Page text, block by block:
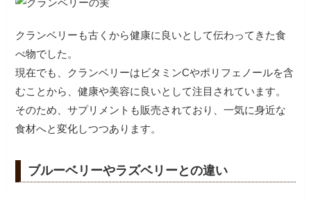
クランベリーも古くから健康に良いとして伝わってきた食
べ物でした。
現在でも、クランベリーはビタミンCやポリフェノールを含
むことから、健康や美容に良いとして注目されています。
そのため、サプリメントも販売されており、一気に身近な
食材へと変化しつつあります。
ブルーベリーやラズベリーとの違い